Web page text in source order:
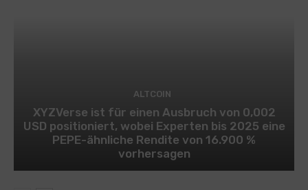
ALTCOIN
XYZVerse ist für einen Ausbruch von 0,002
USD positioniert, wobei Experten bis 2025 eine
PEPE-ähnliche Rendite von 16.900 %
vorhersagen